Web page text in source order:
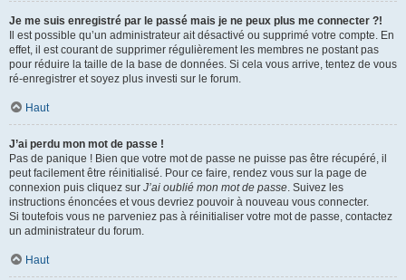
Je me suis enregistré par le passé mais je ne peux plus me connecter ?!
Il est possible qu’un administrateur ait désactivé ou supprimé votre compte. En
effet, il est courant de supprimer régulièrement les membres ne postant pas
pour réduire la taille de la base de données. Si cela vous arrive, tentez de vous
ré-enregistrer et soyez plus investi sur le forum.
Haut
J’ai perdu mon mot de passe !
Pas de panique ! Bien que votre mot de passe ne puisse pas être récupéré, il
peut facilement être réinitialisé. Pour ce faire, rendez vous sur la page de
connexion puis cliquez sur J’ai oublié mon mot de passe. Suivez les
instructions énoncées et vous devriez pouvoir à nouveau vous connecter.
Si toutefois vous ne parveniez pas à réinitialiser votre mot de passe, contactez
un administrateur du forum.
Haut